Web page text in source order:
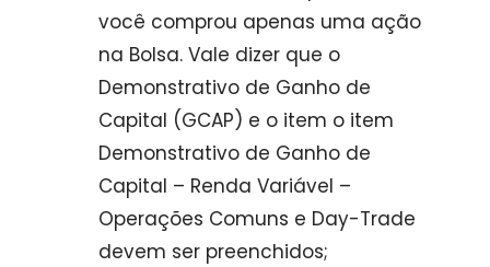
você comprou apenas uma ação
na Bolsa. Vale dizer que o
Demonstrativo de Ganho de
Capital (GCAP) e o item o item
Demonstrativo de Ganho de
Capital – Renda Variável –
Operações Comuns e Day-Trade
devem ser preenchidos;